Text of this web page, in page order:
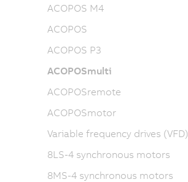
ACOPOS M4
ACOPOS
ACOPOS P3
ACOPOSmulti
ACOPOSremote
ACOPOSmotor
Variable frequency drives (VFD)
8LS-4 synchronous motors
8MS-4 synchronous motors